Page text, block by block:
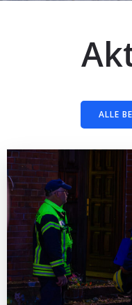
ALLE